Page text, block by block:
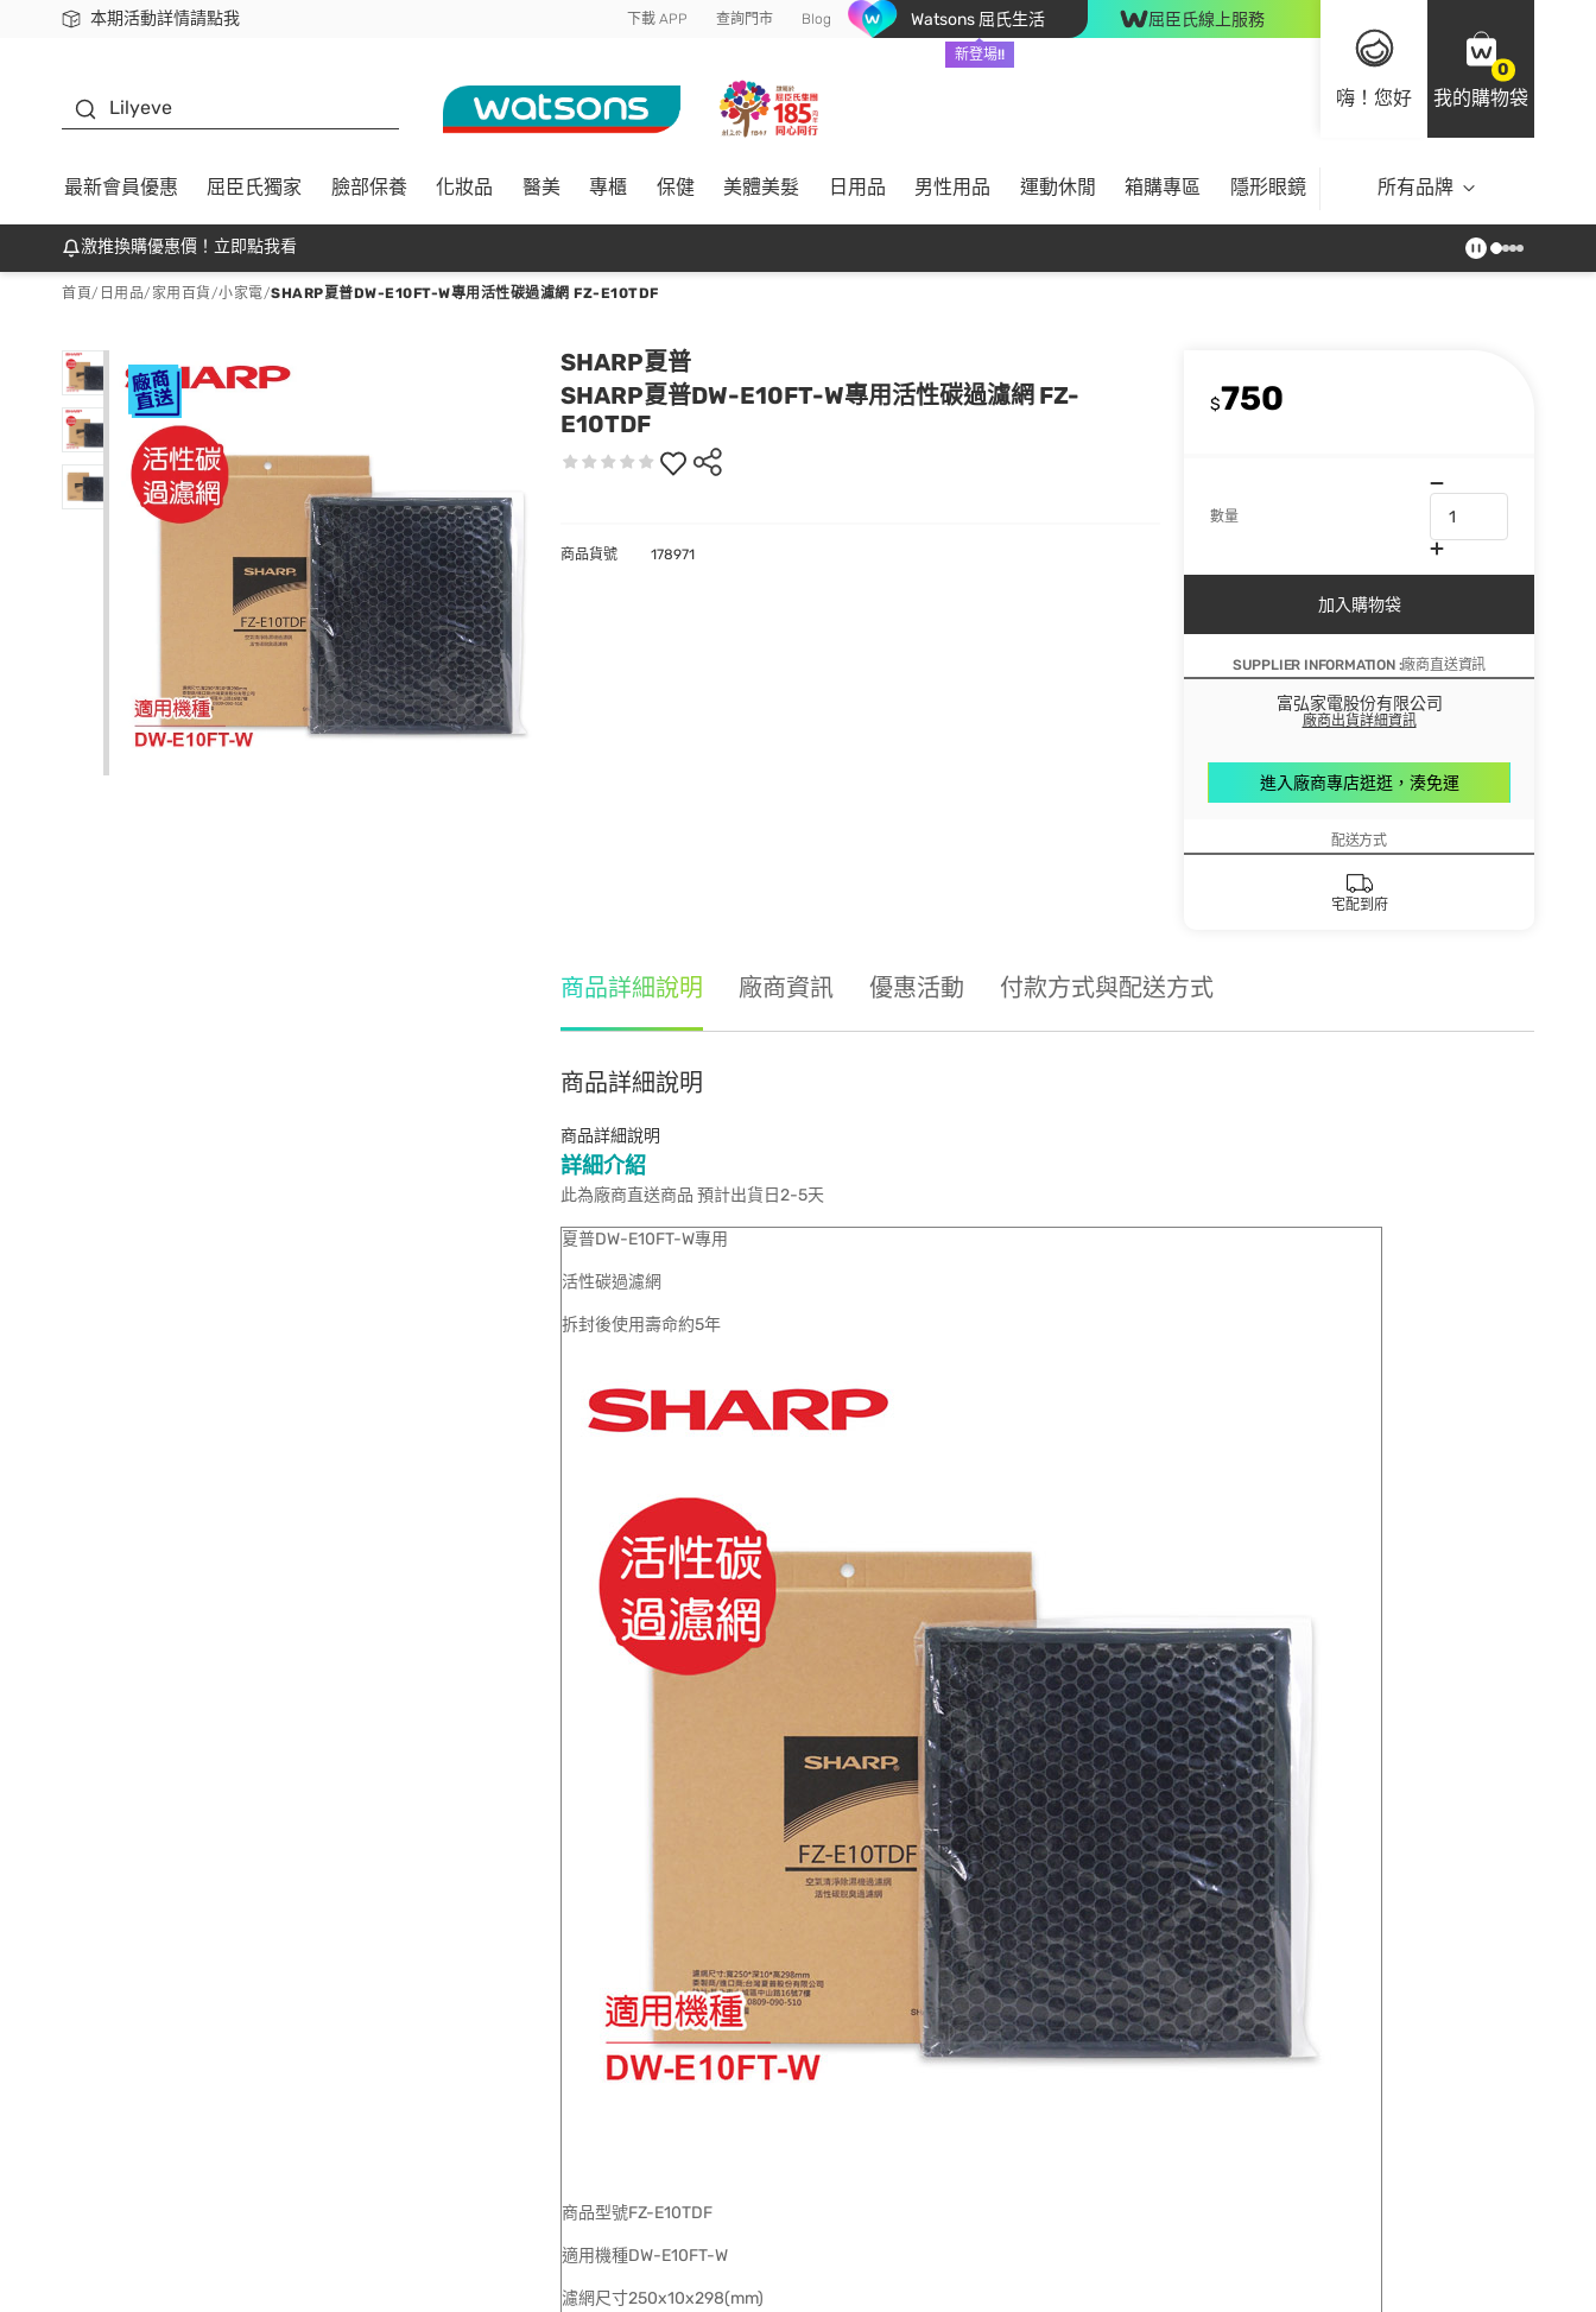
本期活動詳情請點我
下載app最高回饋$350 下載 APP 查詢門市 Blog Watsons 屈氏生活
新登場!!
屈臣氏線上服務
嗨！您好
0
我的購物袋
Lilyeve
最新會員優惠 屈臣氏獨家 臉部保養 化妝品 醫美 專櫃 保健 美體美髮 日用品 男性用品 運動休閒 箱購專區 隱形眼鏡 所有品牌
激推換購優惠價！立即點我看
首頁/ 日用品/ 家用百貨/小家電/SHARP夏普DW-E10FT-W專用活性碳過濾網 FZ-E10TDF
SHARP夏普
SHARP夏普DW-E10FT-W專用活性碳過濾網 FZ-
E10TDF
$750
數量
加入購物袋
SUPPLIER INFORMATION :廠商直送資訊
富弘家電股份有限公司
廠商出貨詳細資訊
進入廠商專店逛逛，湊免運
配送方式
宅配到府
商品貨號 178971
商品詳細說明 廠商資訊 優惠活動 付款方式與配送方式
商品詳細說明
商品詳細說明
詳細介紹
此為廠商直送商品 預計出貨日2-5天
夏普DW-E10FT-W專用
活性碳過濾網
拆封後使用壽命約5年
商品型號FZ-E10TDF
適用機種DW-E10FT-W
濾網尺寸250x10x298(mm)